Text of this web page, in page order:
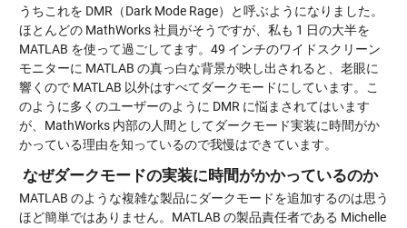
うちこれを DMR（Dark Mode Rage）と呼ぶようになりました。
ほとんどの MathWorks 社員がそうですが、私も 1 日の大半を
MATLAB を使って過ごしてます。49 インチのワイドスクリーン
モニターに MATLAB の真っ白な背景が映し出されると、老眼に
響くので MATLAB 以外はすべてダークモードにしています。こ
のように多くのユーザーのように DMR に悩まされてはいます
が、MathWorks 内部の人間としてダークモード実装に時間がか
かっている理由を知っているので我慢はできています。
なぜダークモードの実装に時間がかかっているのか
MATLAB のような複雑な製品にダークモードを追加するのは思う
ほど簡単ではありません。MATLAB の製品責任者である Michelle